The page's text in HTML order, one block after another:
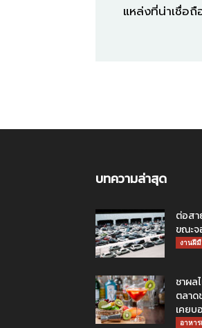
แหล่งที่น่าเชื่อ
บทความล่าสุด
ต่อส
ขณะจ
งานฝี
ชาผล
ตลาด
เคย
อาหาร